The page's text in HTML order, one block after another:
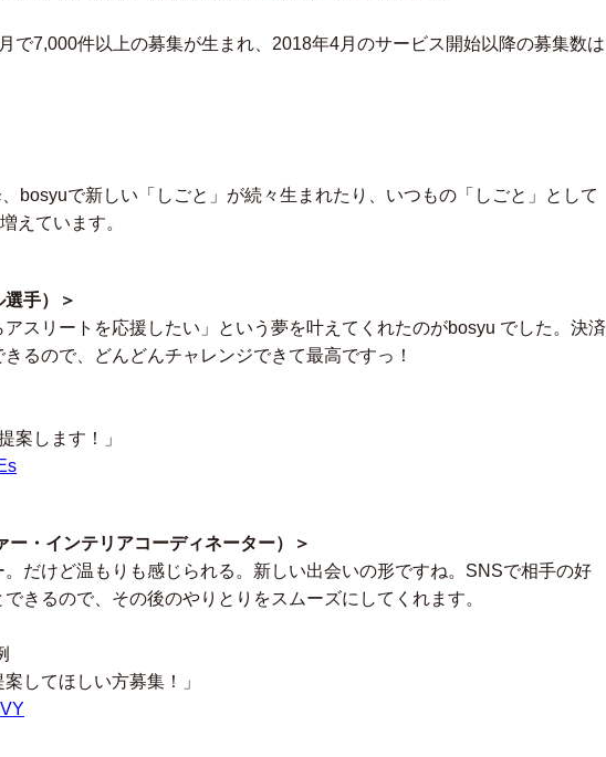
で7,000件以上の募集が生まれ、2018年4月のサービス開始以降の募集数は
bosyuで新しい「しごと」が続々生まれたり、いつもの「しごと」として
えています。
手）＞
アスリートを応援したい」という夢を叶えてくれたのがbosyu でした。決済
るので、どんどんチャレンジできて最高ですっ！
案します！」
ー・インテリアコーディネーター）＞
だけど温もりも感じられる。新しい出会いの形ですね。SNSで相手の好
きるので、その後のやりとりをスムーズにしてくれます。
してほしい方募集！」